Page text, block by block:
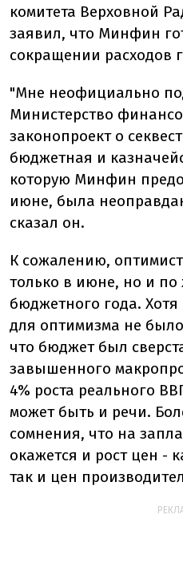
комитета Верховной
заявил, что Минфин
сокращении расходов
"Мне неофициально
Министерство
законопроект о
бюджетная и
которую Минфин
июне, была
сказал он.
К сожалению,
только в июне, но и по
бюджетного года.
для оптимизма не
что бюджет был
завышенного
4% роста реального
может быть и речи.
сомнения, что на
окажется и рост цен -
так и цен